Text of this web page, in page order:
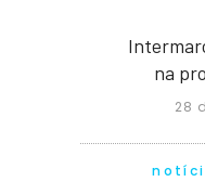
na
28